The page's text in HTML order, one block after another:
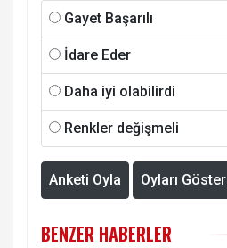
Gayet Başarılı
İdare Eder
Daha iyi olabilirdi
Renkler değişmeli
Anketi Oyla Oyları Göster
BENZER HABERLER